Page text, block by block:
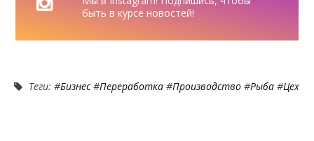
быть в курсе новостей!
Теги: #Бизнес#Переработка #Производство #Рыба #Цех